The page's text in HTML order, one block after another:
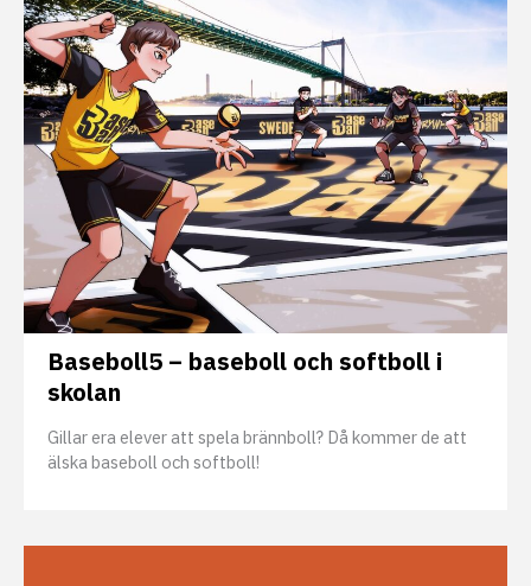
Baseboll5 – baseboll och softboll i
skolan
Gillar era elever att spela brännboll? Då kommer de att
älska baseboll och softboll!